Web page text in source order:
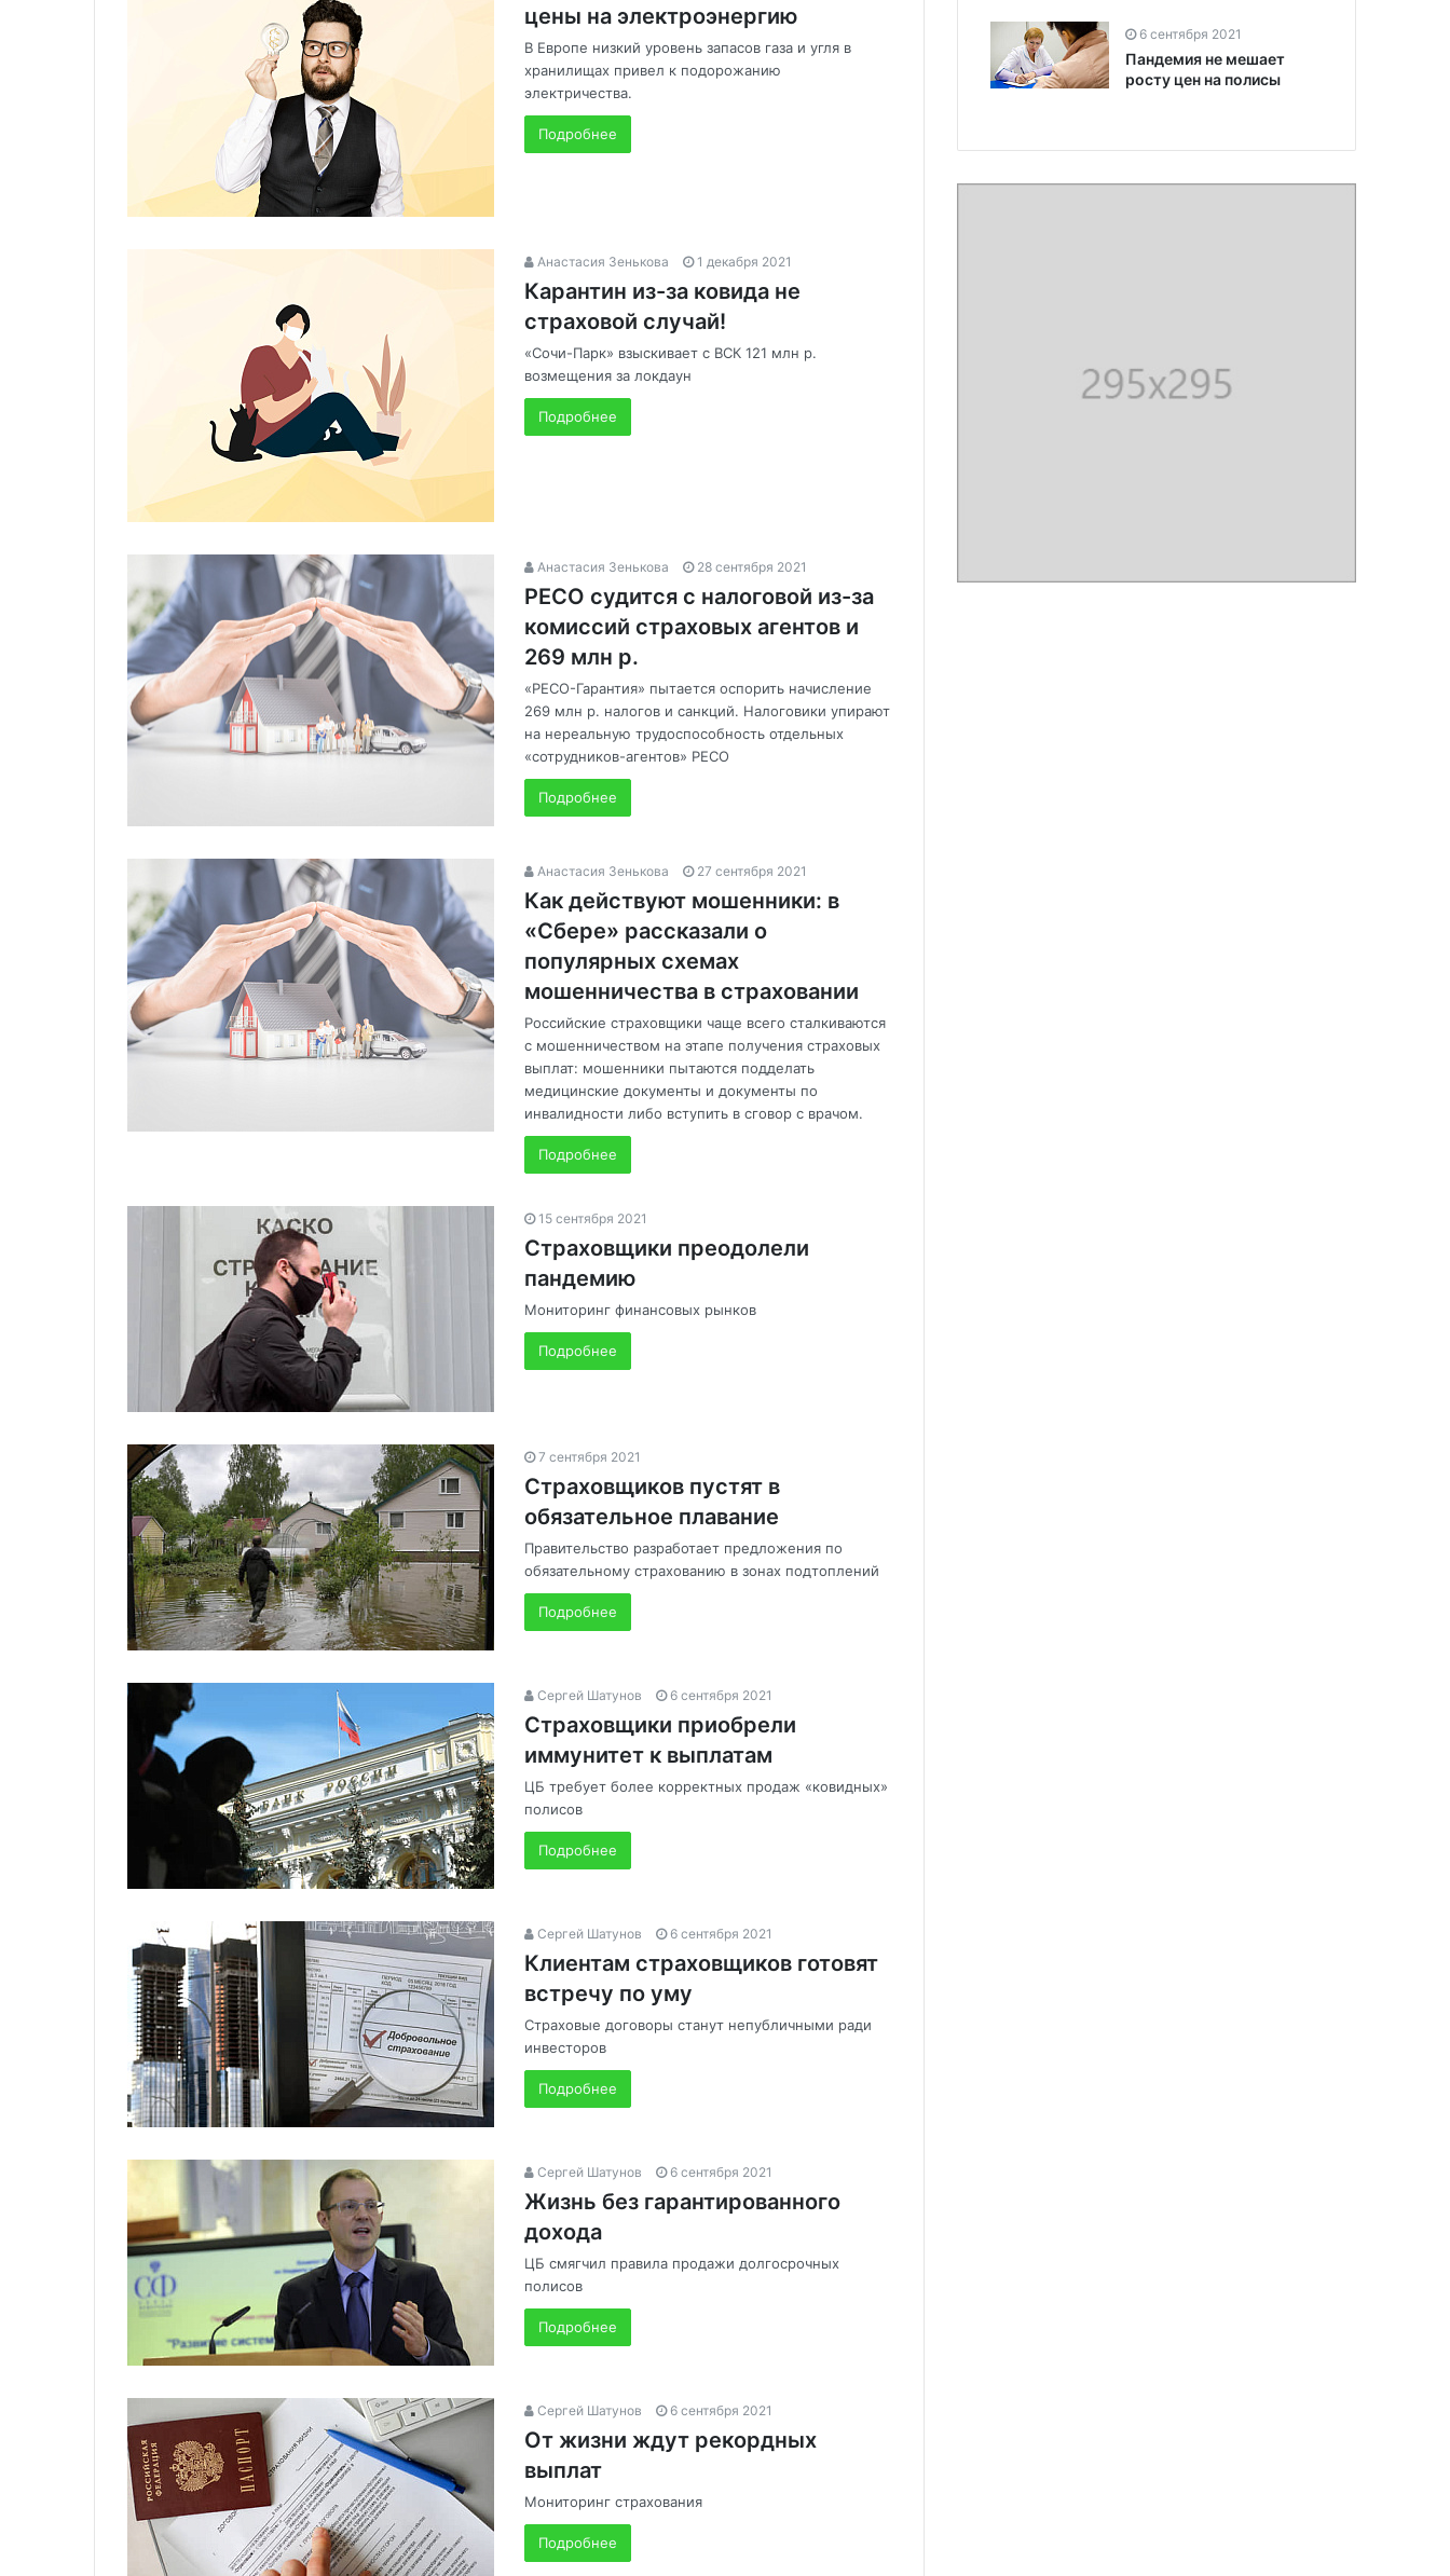
цены на электроэнергию
В Европе низкий уровень запасов газа и угля в
хранилищах привел к подорожанию
электричества.
Подробнее
Анастасия Зенькова 1 декабря 2021
Карантин из-за ковида не
страховой случай!
«Сочи-Парк» взыскивает с ВСК 121 млн р.
возмещения за локдаун
Подробнее
Анастасия Зенькова 28 сентября 2021
РЕСО судится с налоговой из-за
комиссий страховых агентов и
269 млн р.
«РЕСО-Гарантия» пытается оспорить начисление
269 млн р. налогов и санкций. Налоговики упирают
на нереальную трудоспособность отдельных
«сотрудников-агентов» РЕСО
Подробнее
Анастасия Зенькова 27 сентября 2021
Как действуют мошенники: в
«Сбере» рассказали о
популярных схемах
мошенничества в страховании
Российские страховщики чаще всего сталкиваются
с мошенничеством на этапе получения страховых
выплат: мошенники пытаются подделать
медицинские документы и документы по
инвалидности либо вступить в сговор с врачом.
Подробнее
15 сентября 2021
Страховщики преодолели
пандемию
Мониторинг финансовых рынков
Подробнее
7 сентября 2021
Страховщиков пустят в
обязательное плавание
Правительство разработает предложения по
обязательному страхованию в зонах подтоплений
Подробнее
Сергей Шатунов 6 сентября 2021
Страховщики приобрели
иммунитет к выплатам
ЦБ требует более корректных продаж «ковидных»
полисов
Подробнее
Сергей Шатунов 6 сентября 2021
Клиентам страховщиков готовят
встречу по уму
Страховые договоры станут непубличными ради
инвесторов
Подробнее
Сергей Шатунов 6 сентября 2021
Жизнь без гарантированного
дохода
ЦБ смягчил правила продажи долгосрочных
полисов
Подробнее
Сергей Шатунов 6 сентября 2021
От жизни ждут рекордных
выплат
Мониторинг страхования
Подробнее
6 сентября 2021
Пандемия не мешает
росту цен на полисы